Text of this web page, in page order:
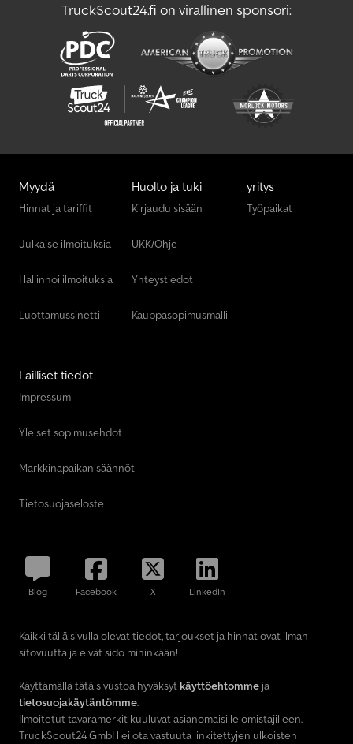
TruckScout24.fi on virallinen sponsori:
Myydä
Hinnat ja tariffit
Julkaise ilmoituksia
Hallinnoi ilmoituksia
Luottamussinetti
Huolto ja tuki
Kirjaudu sisään
UKK/Ohje
Yhteystiedot
Kauppasopimusmalli
yritys
Työpaikat
Lailliset tiedot
Impressum
Yleiset sopimusehdot
Markkinapaikan säännöt
Tietosuojaseloste
Blog Facebook X LinkedIn
Kaikki tällä sivulla olevat tiedot, tarjoukset ja hinnat ovat ilman
sitovuutta ja eivät sido mihinkään!
Käyttämällä tätä sivustoa hyväksyt käyttöehtomme ja
tietosuojakäytäntömme.
Ilmoitetut tavaramerkit kuuluvat asianomaisille omistajilleen.
TruckScout24 GmbH ei ota vastuuta linkitettyjen ulkoisten